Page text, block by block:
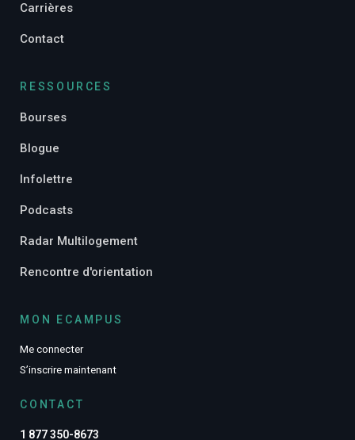
Carrières
Contact
RESSOURCES
Bourses
Blogue
Infolettre
Podcasts
Radar Multilogement
Rencontre d'orientation
MON ECAMPUS
Me connecter
S’inscrire maintenant
CONTACT
1 877 350-8673